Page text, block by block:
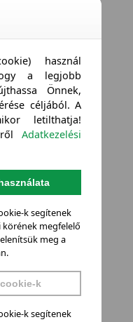
használ
a legjobb
Önnek,
céljából. A
letilthatja!
Adatkezelési
k segítenek
megfelelő
meg a
k
k segítenek